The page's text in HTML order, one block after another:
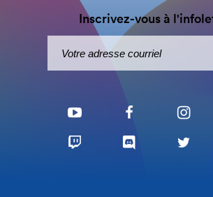
Inscrivez-vous à